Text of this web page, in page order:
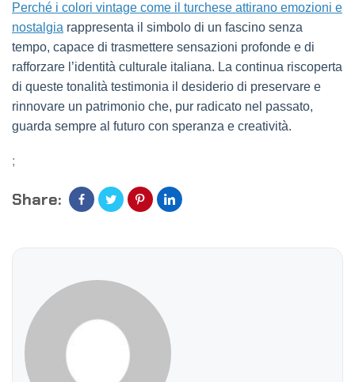
Perché i colori vintage come il turchese attirano emozioni e
nostalgia rappresenta il simbolo di un fascino senza
tempo, capace di trasmettere sensazioni profonde e di
rafforzare l’identità culturale italiana. La continua riscoperta
di queste tonalità testimonia il desiderio di preservare e
rinnovare un patrimonio che, pur radicato nel passato,
guarda sempre al futuro con speranza e creatività.
;
Share: